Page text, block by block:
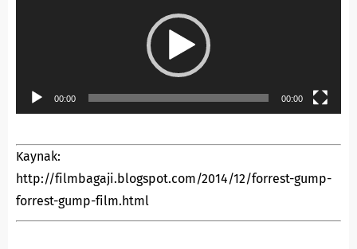
00:00 00:00
Kaynak:
http://filmbagaji.blogspot.com/2014/12/forrest-gump-
forrest-gump-film.html